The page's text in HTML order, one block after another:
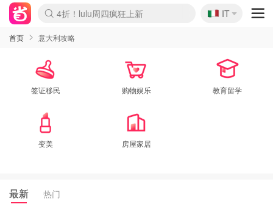
Boticinal 夏促开抢！
4折！lulu周四疯狂上新
速领！Stanley独家85折
Zalando 奥莱闪促！每日更新
🇮🇹
IT
首页 意大利攻略
签证移民
变美
购物娱乐
房屋家居
教育留学
最新 热门